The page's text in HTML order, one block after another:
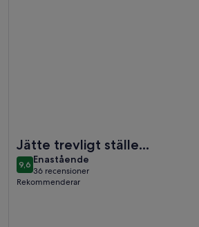
Jätte trevligt ställe...
9,69,6 av 10
Enastående
enastående
36 recensioner
(36 recensioner)
Rekommenderar